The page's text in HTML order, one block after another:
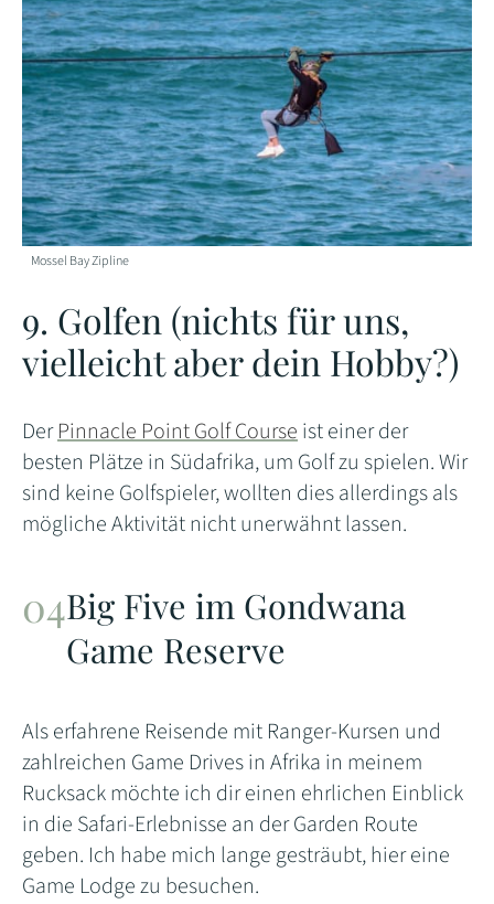
Mossel Bay Zipline
9. Golfen (nichts für uns,
vielleicht aber dein Hobby?)
DerPinnacle Point Golf Courseist einer der
besten Plätze in Südafrika, um Golf zu spielen. Wir
sind keine Golfspieler, wollten dies allerdings als
mögliche Aktivität nicht unerwähnt lassen.
Big Five im Gondwana
Game Reserve
Als erfahrene Reisende mit Ranger-Kursen und
zahlreichen Game Drives in Afrika in meinem
Rucksack möchte ich dir einen ehrlichen Einblick
in die Safari-Erlebnisse an der Garden Route
geben. Ich habe mich lange gesträubt, hier eine
Game Lodge zu besuchen.